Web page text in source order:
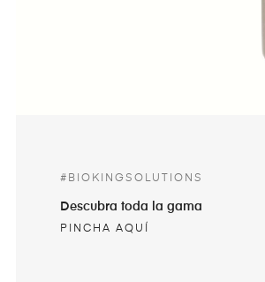
#BIOKINGSOLUTIONS
Descubra toda la gama
PINCHA AQUÍ